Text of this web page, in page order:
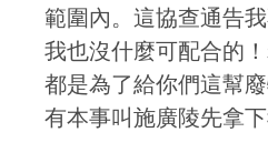
範圍內。這協查通告
我也沒什麼可配合的
都是為了給你們這幫
有本事叫施廣陵先拿下